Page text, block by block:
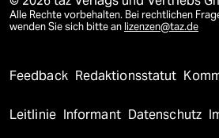
Alle Rechte vorbehalten. Bei rechtlichen
wenden Sie sich bitte an lizenzen@taz.de
Feedback Redaktionsstatut
Leitlinie Informant Datenschutz